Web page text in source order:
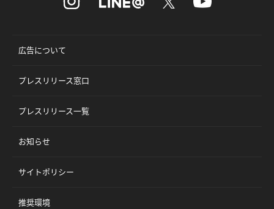
広告について
プレスリリース窓口
プレスリリース一覧
お知らせ
サイトポリシー
推奨環境